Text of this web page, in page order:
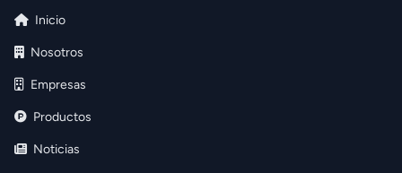
Inicio
Nosotros
Empresas
Productos
Noticias